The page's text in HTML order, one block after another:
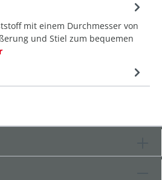
mit einem Durchmesser von
und Stiel zum bequemen